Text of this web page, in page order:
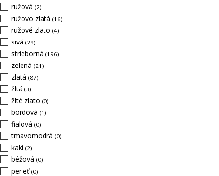
ružová (2)
ružovo zlatá (16)
ružové zlato (4)
sivá (29)
strieborná (196)
zelená (21)
zlatá (87)
žltá (3)
žlté zlato (0)
bordová (1)
fialová (0)
tmavomodrá (0)
kaki (2)
béžová (0)
perleť(0)